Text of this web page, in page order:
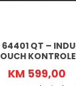
64401 QT –
KM 599,00